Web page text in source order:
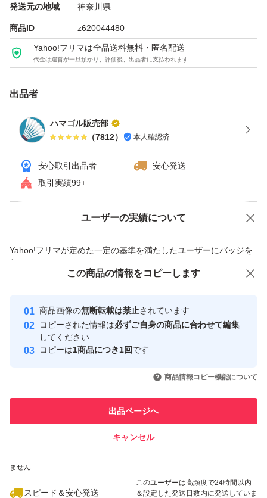
発送元の地域 神奈川県
商品ID z620044480
Yahoo!フリマは全品送料無料・匿名配送
代金は運営が一旦預かり、評価後、出品者に支払われます
出品者
ハマゴル販売部
（7812） 本人確認済
安心取引出品者
安心発送
取引実績99+
ユーザーの実績について
Yahoo!フリマが定めた一定の基準を満たしたユーザーにバッジを
付与しています
安心取引出品者
心・安全なユーザーです
取引実績
引を完了させた実績があります
での取引実績があります
ません
スピード＆安心発送
このユーザーは高頻度で24時間以内
＆設定した発送日数内に発送していま
価格の相談 商品への質問
この商品の情報をコピーします
商品画像の無断転載は禁止されています
コピーされた情報は必ずご自身の商品に合わせて編集
してください
コピーは1商品につき1回です
商品情報コピー機能について
出品ページへ
キャンセル
この商品をみている人にオススメ